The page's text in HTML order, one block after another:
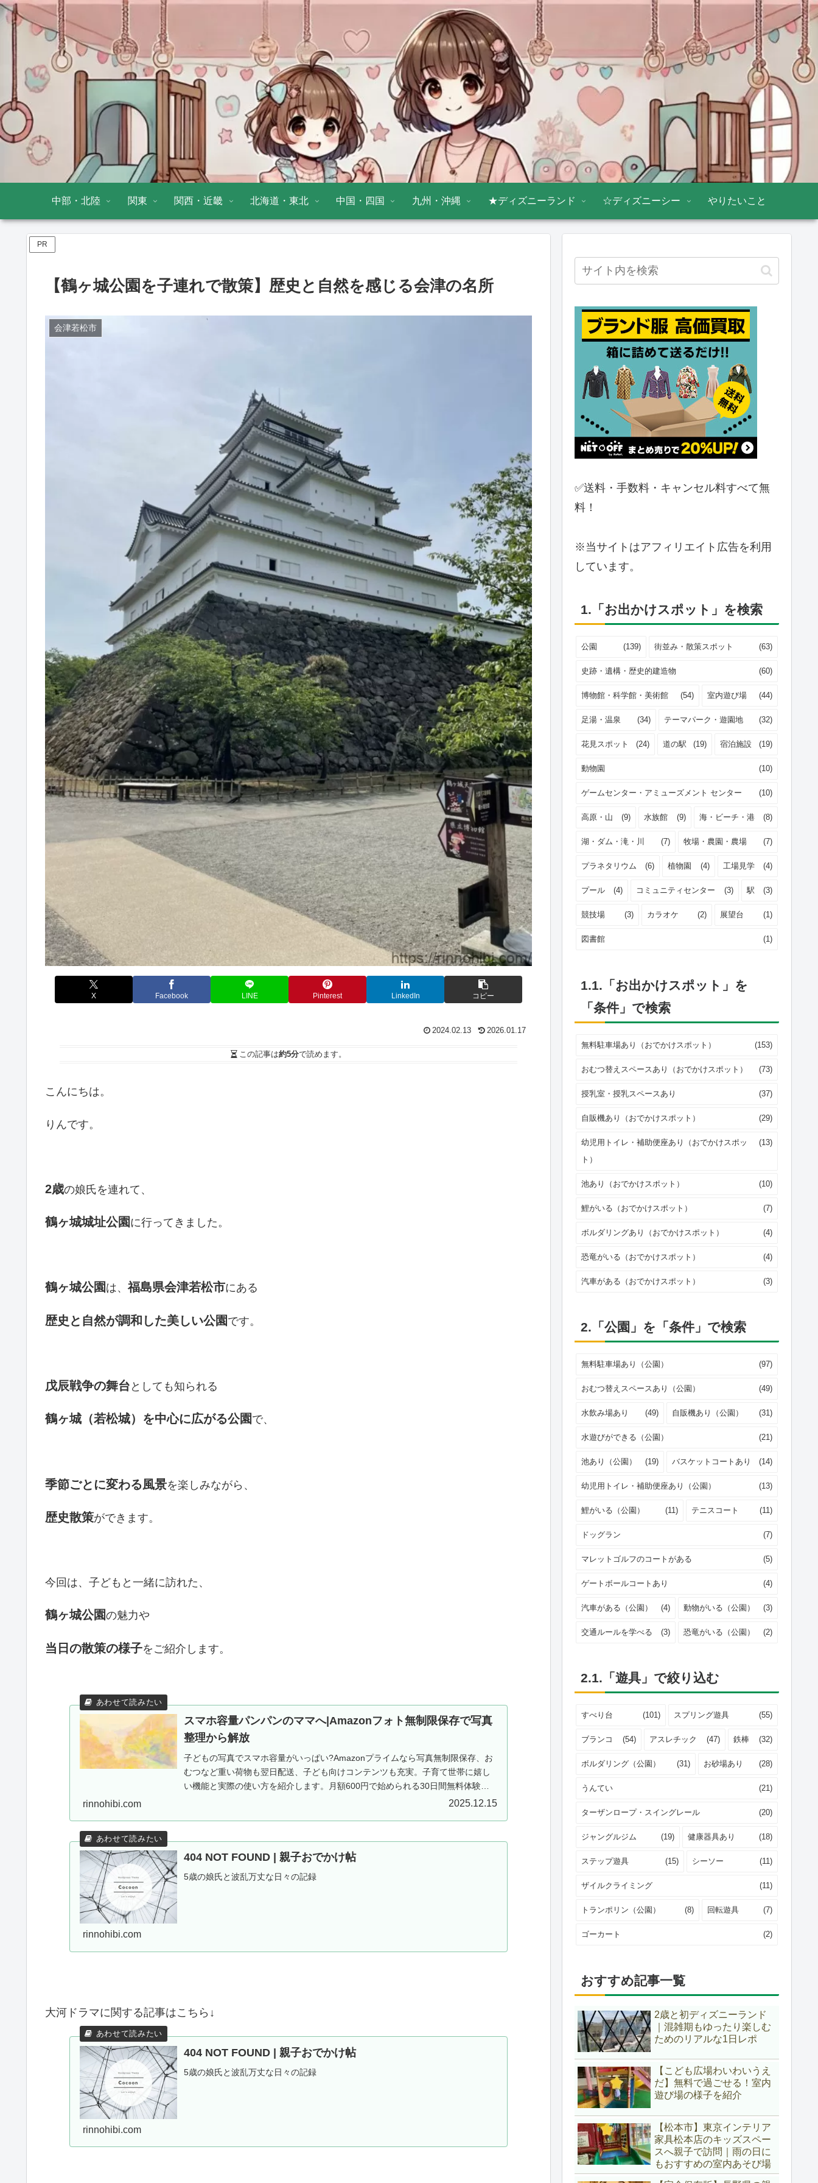
中部・北陸 関東 関西・近畿 北海道・東北 中国・四国 九州・沖縄 ★ディズニーランド ☆ディズニーシー やりたいこと
PR
【鶴ヶ城公園を子連れで散策】歴史と自然を感じる会津の名所
会津若松市
X Facebook LINE Pinterest LinkedIn コピー
2024.02.13 2026.01.17
この記事は約5分で読めます。
こんにちは。
りんです。
2歳の娘氏を連れて、
鶴ヶ城城址公園 に行ってきました。
鶴ヶ城公園 は、福島県会津若松市にある
歴史と自然が調和した美しい公園 です。
戊辰戦争の舞台 としても知られる
鶴ヶ城（若松城） を中心に広がる公園 で、
季節ごとに変わる風景を楽しみながら、
歴史散策ができます。
今回は、 子どもと一緒に訪れた、
鶴ヶ城公園の魅力や
当日の散策の様子をご紹介します。
スマホ容量パンパンのママへ|Amazonフォト無制限保存で写真
整理から解放
子どもの写真でスマホ容量がいっぱい?Amazonプライムなら写真無制限保存、お
むつなど重い荷物も翌日配送、子ども向けコンテンツも充実。子育て世帯に嬉し
い機能と実際の使い方を紹介します。月額600円で始められる30日間無料体験実
rinnohibi.com 2025.12.15
404 NOT FOUND | 親子おでかけ帖
5歳の娘氏と波乱万丈な日々の記録
rinnohibi.com
大河ドラマに関する記事はこちら↓
404 NOT FOUND | 親子おでかけ帖
5歳の娘氏と波乱万丈な日々の記録
rinnohibi.com
✅送料・手数料・キャンセル料すべて無
料！
※当サイトはアフィリエイト広告を利用
しています。
1.「お出かけスポット」を検索
公園 (139) 街並み・散策スポット (63)
史跡・遺構・歴史的建造物 (60)
博物館・科学館・美術館 (54) 室内遊び場 (44)
足湯・温泉 (34) テーマパーク・遊園地 (32)
花見スポット (24) 道の駅 (19) 宿泊施設 (19)
動物園 (10)
ゲームセンター・アミューズメント センター (10)
高原・山 (9) 水族館 (9) 海・ビーチ・港 (8)
湖・ダム・滝・川 (7) 牧場・農園・農場 (7)
プラネタリウム (6) 植物園 (4) 工場見学 (4)
プール (4) コミュニティセンター (3) 駅 (3)
競技場 (3) カラオケ (2) 展望台 (1)
図書館 (1)
1.1.「お出かけスポット」を
「条件」で検索
無料駐車場あり（おでかけスポット） (153)
おむつ替えスペースあり（おでかけスポット） (73)
授乳室・授乳スペースあり (37)
自販機あり（おでかけスポット） (29)
幼児用トイレ・補助便座あり（おでかけスポッ
ト）
(13)
池あり（おでかけスポット） (10)
鯉がいる（おでかけスポット） (7)
ボルダリングあり（おでかけスポット） (4)
恐竜がいる（おでかけスポット） (4)
汽車がある（おでかけスポット） (3)
2.「公園」を「条件」で検索
無料駐車場あり（公園） (97)
おむつ替えスペースあり（公園） (49)
水飲み場あり (49) 自販機あり（公園） (31)
水遊びができる（公園） (21)
池あり（公園） (19) バスケットコートあり (14)
幼児用トイレ・補助便座あり（公園） (13)
鯉がいる（公園） (11) テニスコート (11)
ドッグラン (7)
マレットゴルフのコートがある (5)
ゲートボールコートあり (4)
汽車がある（公園） (4) 動物がいる（公園） (3)
交通ルールを学べる (3) 恐竜がいる（公園） (2)
2.1.「遊具」で絞り込む
すべり台 (101) スプリング遊具 (55)
ブランコ (54) アスレチック (47) 鉄棒 (32)
ボルダリング（公園） (31) お砂場あり (28)
うんてい (21)
ターザンロープ・スイングレール (20)
ジャングルジム (19) 健康器具あり (18)
ステップ遊具 (15) シーソー (11)
ザイルクライミング (11)
トランポリン（公園） (8) 回転遊具 (7)
ゴーカート (2)
おすすめ記事一覧
2歳と初ディズニーランド
｜混雑期もゆったり楽しむ
ためのリアルな1日レポ
【こども広場わいわいうえ
だ】無料で過ごせる！室内
遊び場の様子を紹介
【松本市】東京インテリア
家具松本店のキッズスペー
スへ親子で訪問｜雨の日に
もおすすめの室内あそび場